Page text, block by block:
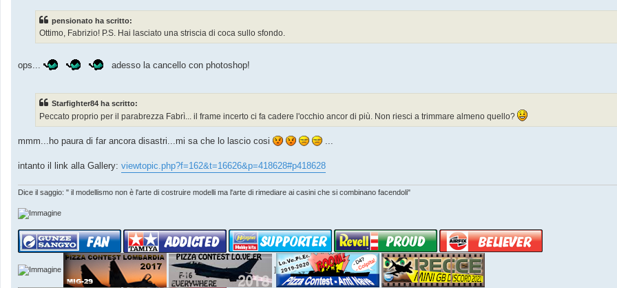
pensionato ha scritto:
Ottimo, Fabrizio! P.S. Hai lasciato una striscia di coca sullo sfondo.
ops... adesso la cancello con photoshop!
Starfighter84 ha scritto:
Peccato proprio per il parabrezza Fabrì... il frame incerto ci fa cadere l'occhio ancor di più. Non riesci a trimmare almeno quello?
mmm...ho paura di far ancora disastri...mi sa che lo lascio cosi
intanto il link alla Gallery: viewtopic.php?f=162&t=16626&p=418628#p418628
Dice il saggio: " il modellismo non è l'arte di costruire modelli ma l'arte di rimediare ai casini che si combinano facendoli"
]